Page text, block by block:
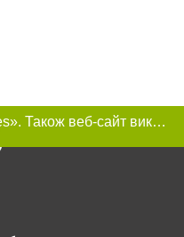
Цей сайт використовує «cookies». Також веб-сайт використовує інтернет-сервіс для збору технічних даних стосовно відвідувачів з метою отримання маркетингової та статистичної інформації. Умови обробки даних відвідувачів сайту див.